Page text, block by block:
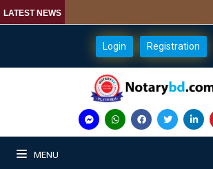
LATEST NEWS
Login Registration
MENU